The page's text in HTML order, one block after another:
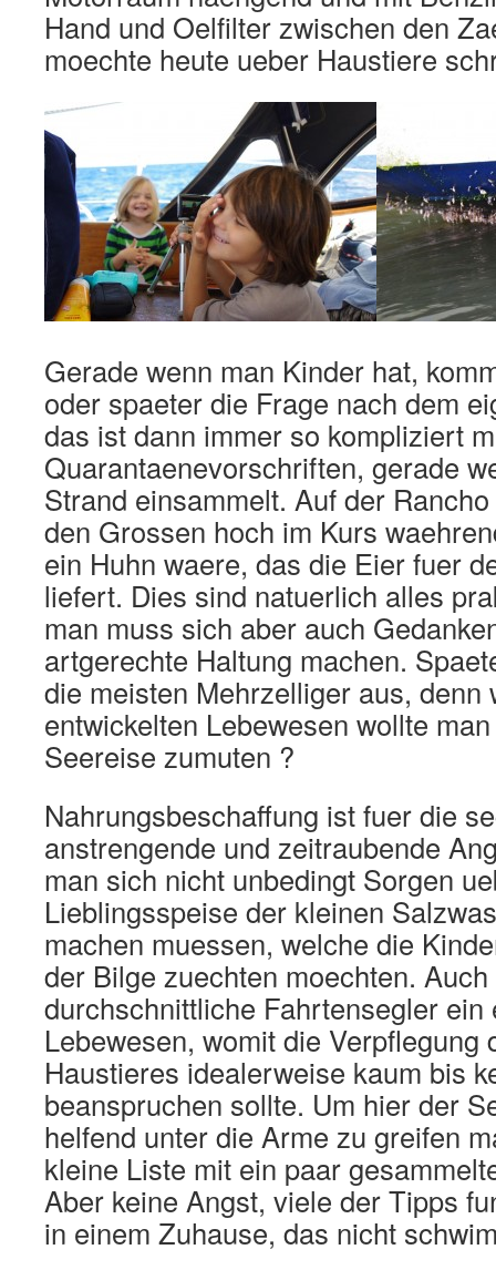
Hand und Oelfilter zwischen den
moechte heute ueber Haustiere
Gerade wenn man Kinder hat,
oder spaeter die Frage nach dem
das ist dann immer so kompliziert
Quarantaenevorschriften, gerade
Strand einsammelt. Auf der
den Grossen hoch im Kurs
ein Huhn waere, das die Eier fuer
liefert. Dies sind natuerlich alles
man muss sich aber auch
artgerechte Haltung machen.
die meisten Mehrzelliger aus, denn
entwickelten Lebewesen wollte
Seereise zumuten ?
Nahrungsbeschaffung ist fuer die
anstrengende und zeitraubende
man sich nicht unbedingt Sorgen
Lieblingsspeise der kleinen
machen muessen, welche die
der Bilge zuechten moechten.
durchschnittliche Fahrtensegler ein
Lebewesen, womit die Verpflegung
Haustieres idealerweise kaum bis
beanspruchen sollte. Um hier der
helfend unter die Arme zu greifen
kleine Liste mit ein paar
Aber keine Angst, viele der Tipps
in einem Zuhause, das nicht